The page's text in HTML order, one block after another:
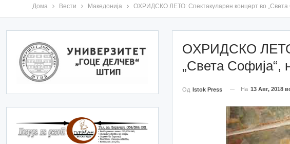
Дома Вести Македонија OХРИДСКО ЛЕТО: Спектакуларен концерт во
OХРИДСКО ЛЕТО:
„Света
Од Istok Press На 13 Авг, 2018